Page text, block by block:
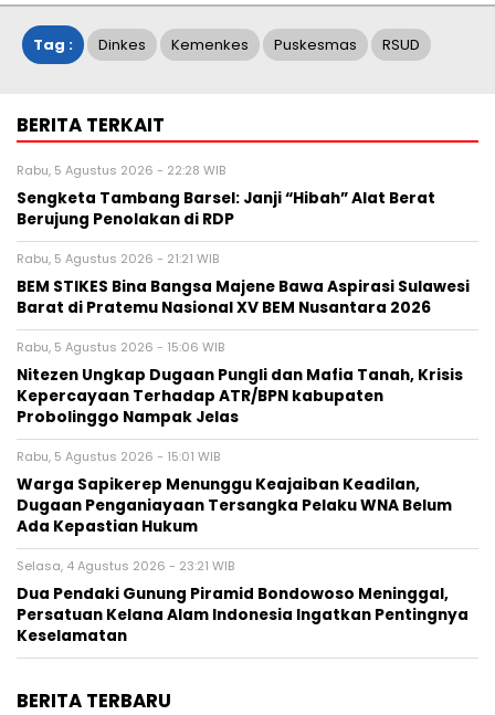
Tag : Dinkes Kemenkes Puskesmas RSUD
BERITA TERKAIT
Rabu, 5 Agustus 2026 - 22:28 WIB
Sengketa Tambang Barsel: Janji “Hibah” Alat Berat
Berujung Penolakan di RDP
Rabu, 5 Agustus 2026 - 21:21 WIB
BEM STIKES Bina Bangsa Majene Bawa Aspirasi Sulawesi
Barat di Pratemu Nasional XV BEM Nusantara 2026
Rabu, 5 Agustus 2026 - 15:06 WIB
Nitezen Ungkap Dugaan Pungli dan Mafia Tanah, Krisis
Kepercayaan Terhadap ATR/BPN kabupaten
Probolinggo Nampak Jelas
Rabu, 5 Agustus 2026 - 15:01 WIB
Warga Sapikerep Menunggu Keajaiban Keadilan,
Dugaan Penganiayaan Tersangka Pelaku WNA Belum
Ada Kepastian Hukum
Selasa, 4 Agustus 2026 - 23:21 WIB
Dua Pendaki Gunung Piramid Bondowoso Meninggal,
Persatuan Kelana Alam Indonesia Ingatkan Pentingnya
Keselamatan
BERITA TERBARU